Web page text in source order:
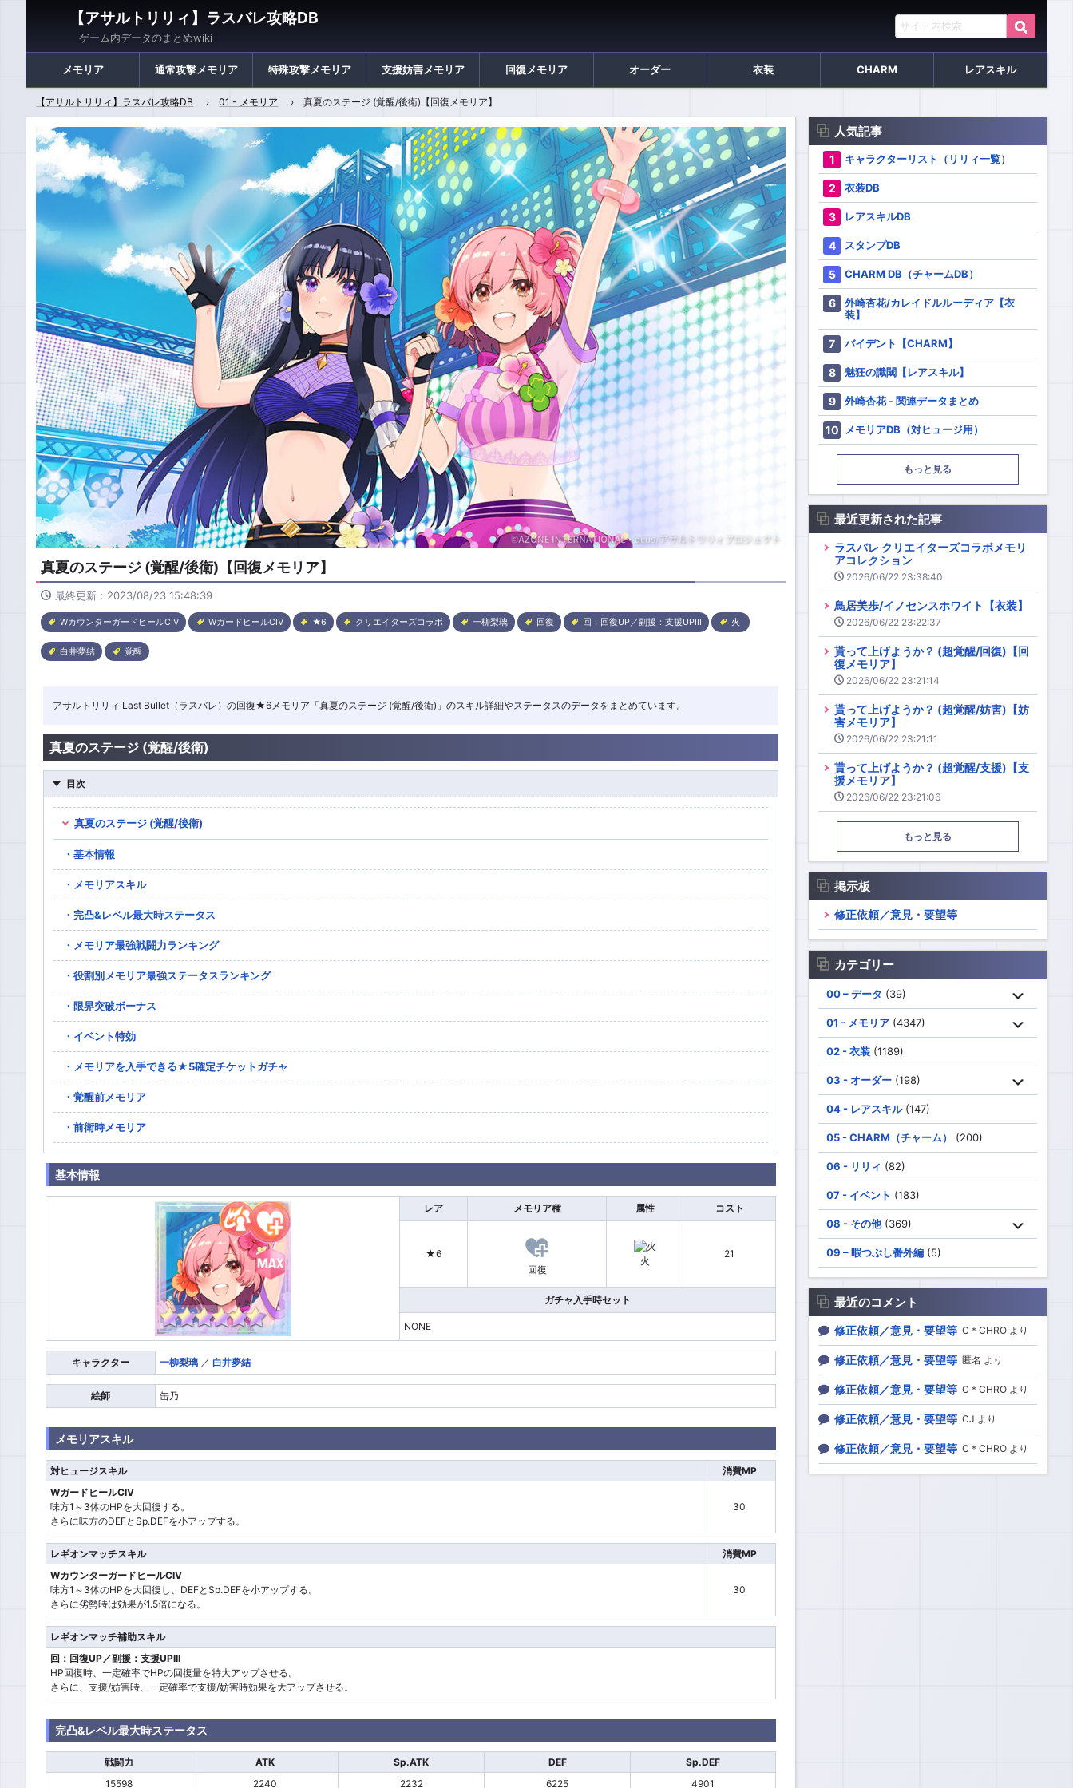
【アサルトリリィ】ラスバレ攻略DB
ゲーム内データのまとめwiki
メモリア 通常攻撃メモリア 特殊攻撃メモリア 支援妨害メモリア 回復メモリア オーダー 衣装 CHARM レアスキル
【アサルトリリィ】ラスバレ攻略DB 01 - メモリア 真夏のステージ (覚醒/後衛)【回復メモリア】
真夏のステージ (覚醒/後衛)【回復メモリア】
最終更新：2023/08/23 15:48:39
WカウンターガードヒールCIV WガードヒールCIV ★6 クリエイターズコラボ 一柳梨璃 回復 回：回復UP／副援：支援UPIII 火
白井夢結 覚醒
アサルトリリィ Last Bullet（ラスバレ）の回復★6メモリア「真夏のステージ (覚醒/後衛)」のスキル詳細やステータスのデータをまとめています。
真夏のステージ (覚醒/後衛)
目次
真夏のステージ (覚醒/後衛)
基本情報
メモリアスキル
完凸&レベル最大時ステータス
メモリア最強戦闘力ランキング
役割別メモリア最強ステータスランキング
限界突破ボーナス
イベント特効
メモリアを入手できる★5確定チケットガチャ
覚醒前メモリア
前衛時メモリア
基本情報
レア メモリア種 属性 コスト
★6
回復
火
21
ガチャ入手時セット
NONE
キャラクター 一柳梨璃 ／ 白井夢結
絵師 缶乃
メモリアスキル
対ヒュージスキル
消費MP
WガードヒールCIV
味方1～3体のHPを大回復する。
さらに味方のDEFとSp.DEFを小アップする。
30
レギオンマッチスキル
消費MP
WカウンターガードヒールCIV
味方1～3体のHPを大回復し、DEFとSp.DEFを小アップする。
さらに劣勢時は効果が1.5倍になる。
30
レギオンマッチ補助スキル
回：回復UP／副援：支援UPIII
HP回復時、一定確率でHPの回復量を特大アップさせる。
さらに、支援/妨害時、一定確率で支援/妨害時効果を大アップさせる。
完凸&レベル最大時ステータス
戦闘力 ATK Sp.ATK DEF
Sp.DEF
15598
2240 2232 6225 4901
人気記事
キャラクターリスト（リリィ一覧）
衣装DB
レアスキルDB
スタンプDB
CHARM DB（チャームDB）
外崎杏花/カレイドルルーディア【衣
装】
バイデント【CHARM】
魅狂の識閾【レアスキル】
外崎杏花 - 関連データまとめ
メモリアDB（対ヒュージ用）
もっと見る
最近更新された記事
ラスバレ クリエイターズコラボメモリ
アコレクション
2026/06/22 23:38:40
鳥居美歩/イノセンスホワイト【衣装】
2026/06/22 23:22:37
貰って上げようか？ (超覚醒/回復)【回
復メモリア】
2026/06/22 23:21:14
貰って上げようか？ (超覚醒/妨害)【妨
害メモリア】
2026/06/22 23:21:11
貰って上げようか？ (超覚醒/支援)【支
援メモリア】
2026/06/22 23:21:06
もっと見る
掲示板
修正依頼／意見・要望等
カテゴリー
00 – データ (39)
01 - メモリア (4347)
02 - 衣装 (1189)
03 - オーダー (198)
04 - レアスキル(147)
05 - CHARM（チャーム） (200)
06 - リリィ (82)
07 - イベント (183)
08 - その他(369)
09 – 暇つぶし番外編 (5)
最近のコメント
修正依頼／意見・要望等 C＊CHRO より
修正依頼／意見・要望等 匿名 より
修正依頼／意見・要望等 C＊CHRO より
修正依頼／意見・要望等 CJ より
修正依頼／意見・要望等 C＊CHRO より